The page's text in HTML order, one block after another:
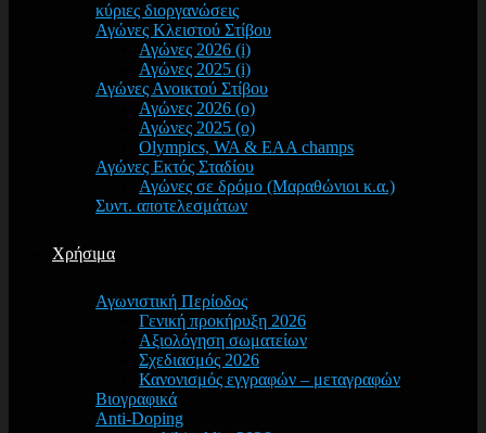
κύριες διοργανώσεις
Αγώνες Κλειστού Στίβου
Αγώνες 2026 (i)
Αγώνες 2025 (i)
Αγώνες Ανοικτού Στίβου
Αγώνες 2026 (o)
Αγώνες 2025 (o)
Olympics, WA & EAA champs
Αγώνες Εκτός Σταδίου
Αγώνες σε δρόμο (Μαραθώνιοι κ.α.)
Συντ. αποτελεσμάτων
Χρήσιμα
Αγωνιστική Περίοδος
Γενική προκήρυξη 2026
Αξιολόγηση σωματείων
Σχεδιασμός 2026
Κανονισμός εγγραφών – μεταγραφών
Βιογραφικά
Anti-Doping